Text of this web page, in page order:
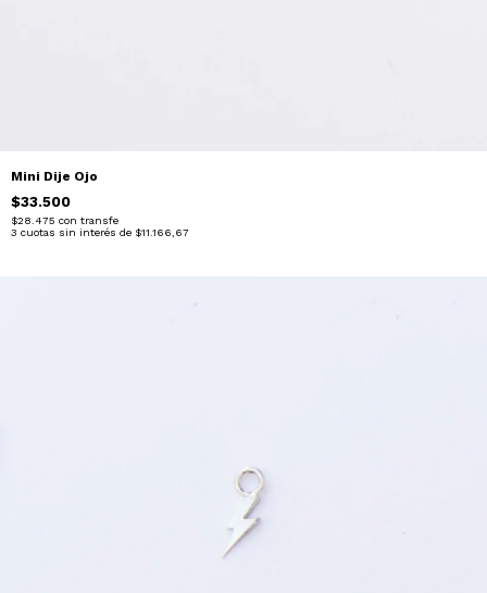
Mini Dije Ojo
$33.500
$28.475 con transfe
3 cuotas sin interés de $11.166,67